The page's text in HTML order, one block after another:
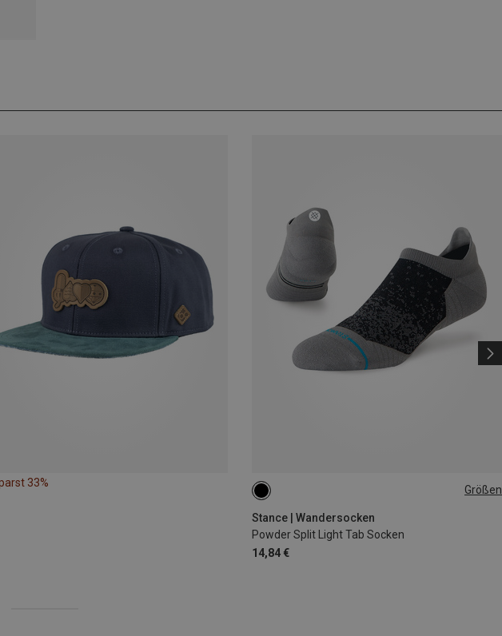
33%
Größen
Stance | Wandersocken
Powder Split Light Tab Socken
14,84 €
38|39|40|41|42